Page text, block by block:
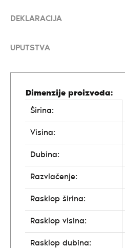
DEKLARACIJA
UPUTSTVA
Dimenzije proizvoda:
Širina:
Visina:
Dubina:
Razvlačenje:
Rasklop širina:
Rasklop visina:
Rasklop dubina: